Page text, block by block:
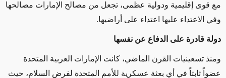
مع قوى إقليمية ودولية عظمى، تجعل من مصالح الإمارات مصالحها
وفي الاعتداء عليها اعتداء على أراضيها.
دولة قادرة على الدفاع عن نفسها
ومنذ تسعينيات القرن الماضي، كانت الإمارات العربية المتحدة
عضواً ثابتاً في أي بعثة عسكرية للأمم المتحدة لفرض السلام، حيث